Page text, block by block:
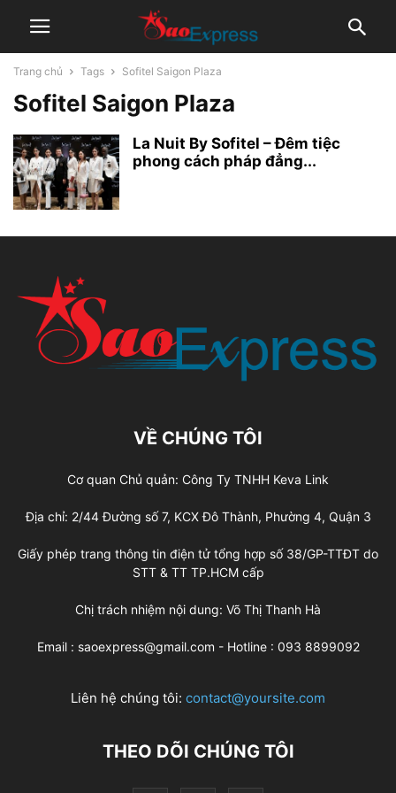
Trang chủ Tags Sofitel Saigon Plaza
Sofitel Saigon Plaza
La Nuit By Sofitel – Đêm tiệc
phong cách pháp đẳng...
VỀ CHÚNG TÔI
Cơ quan Chủ quản: Công Ty TNHH Keva Link
Địa chỉ: 2/44 Đường số 7, KCX Đô Thành, Phường 4, Quận 3
Giấy phép trang thông tin điện tử tổng hợp số 38/GP-TTĐT do
STT & TT TP.HCM cấp
Chị trách nhiệm nội dung: Võ Thị Thanh Hà
Email : saoexpress@gmail.com - Hotline : 093 8899092
Liên hệ chúng tôi: contact@yoursite.com
THEO DÕI CHÚNG TÔI